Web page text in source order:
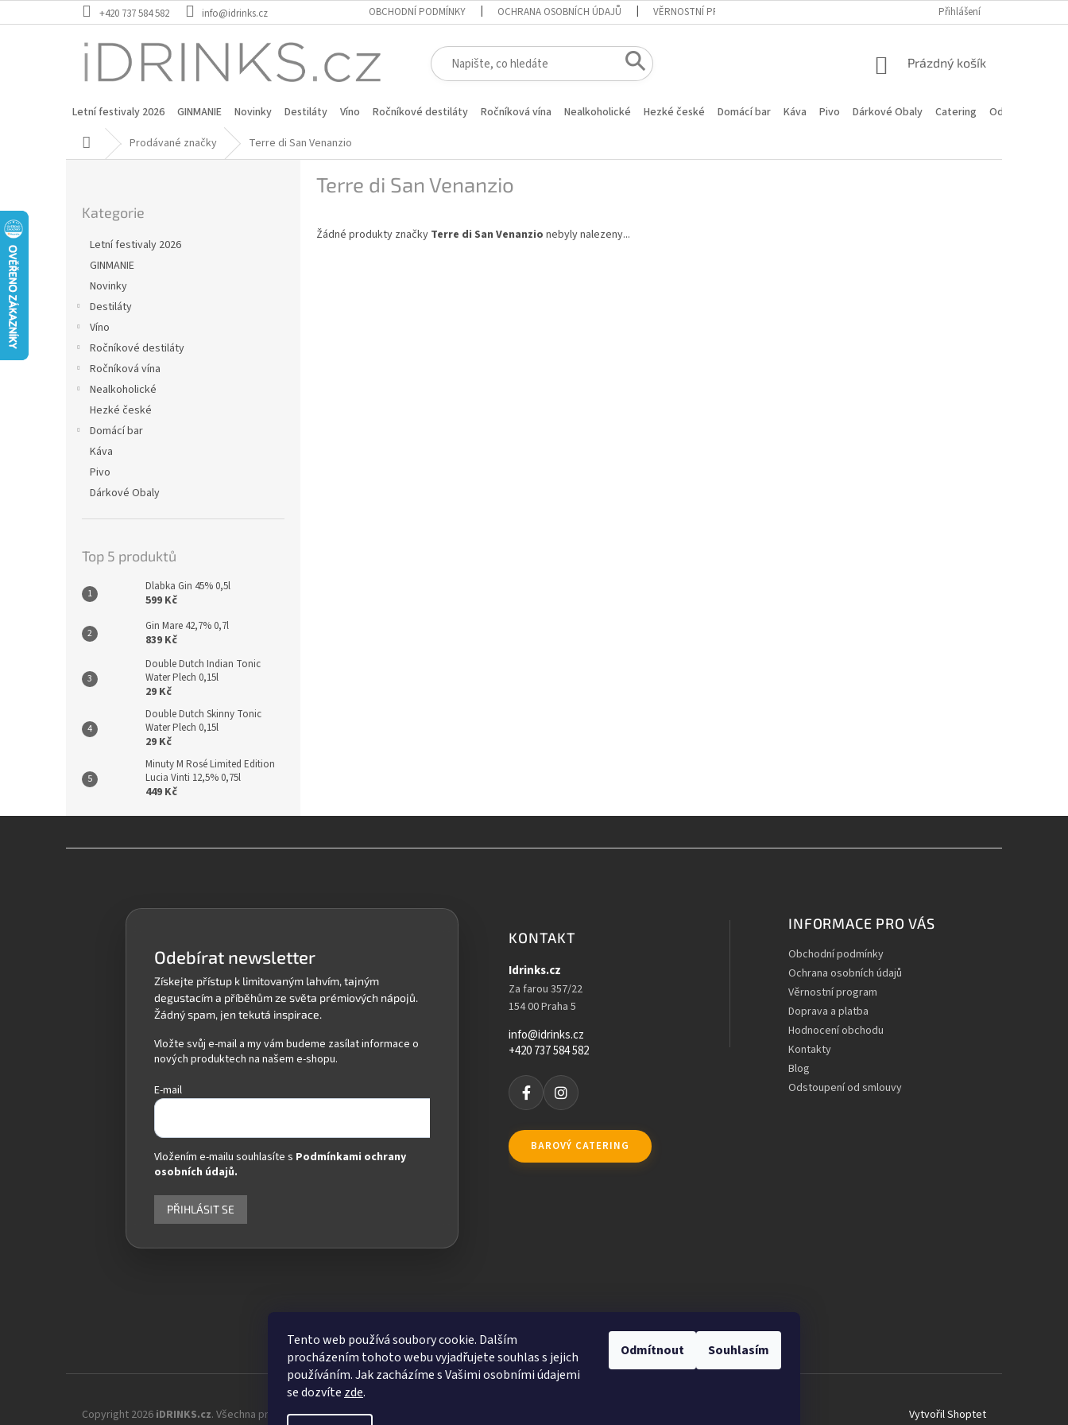
Tento web používá soubory cookie. Dalším
procházením tohoto webu vyjadřujete souhlas s jejich
používáním. Jak zacházíme s Vašimi osobními údajemi
se dozvíte zde.
Odmítnout Souhlasím
na
+420 737 584 582 info@idrinks.cz OBCHODNÍ PODMÍNKY OCHRANA OSOBNÍCH ÚDAJŮ VĚRNOSTNÍ PROGRAM HODNOCENÍ OBCHODU
Přihlášení
NÁKUPNÍ
Prázdný košík
Letní festivaly 2026 GINMANIE Novinky Destiláty Víno Ročníkové destiláty Ročníková vína Nealkoholické Hezké české Domácí bar Káva Pivo Dárkové Obaly Catering
Odstoupení od
Domů Prodávané značky Terre di San Venanzio
kategorie
Kategorie
Letní festivaly 2026
GINMANIE
Novinky
Destiláty
Víno
Ročníkové destiláty
Ročníková vína
Nealkoholické
Hezké české
Domácí bar
Káva
Pivo
Dárkové Obaly
Top 5 produktů
Dlabka Gin 45% 0,5l
599 Kč
Gin Mare 42,7% 0,7l
839 Kč
Double Dutch Indian Tonic
Water Plech 0,15l
29 Kč
Double Dutch Skinny Tonic
Water Plech 0,15l
29 Kč
Minuty M Rosé Limited Edition
Lucia Vinti 12,5% 0,75l
449 Kč
Terre di San Venanzio
Žádné produkty značky Terre di San Venanzio nebyly nalezeny...
Odebírat newsletter
Vložte svůj e-mail a my vám budeme zasílat informace o
nových produktech na našem e-shopu.
E-mail
Vložením e-mailu souhlasíte s Podmínkami ochrany
osobních údajů.
PŘIHLÁSIT SE
KONTAKT
Idrinks.cz
Za farou 357/22
154 00 Praha 5
info@idrinks.cz
+420 737 584 582
BAROVÝ CATERING
INFORMACE PRO VÁS
Obchodní podmínky
Ochrana osobních údajů
Věrnostní program
Doprava a platba
Hodnocení obchodu
Kontakty
Blog
Odstoupení od smlouvy
Vytvořil Shoptet
Copyright 2026 iDRINKS.cz. Všechna práva vyhrazena.Upravit nastavení cookies